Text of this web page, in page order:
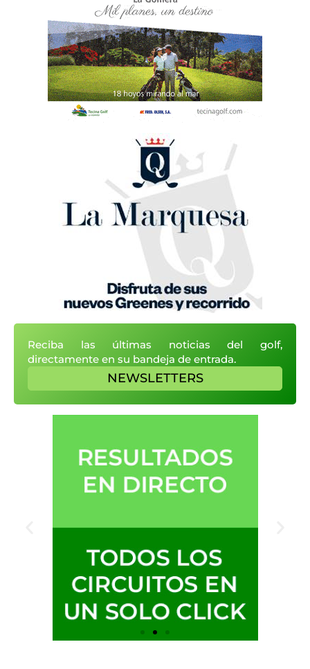
Reciba las últimas noticias del golf,
directamente en su bandeja de entrada.
NEWSLETTERS